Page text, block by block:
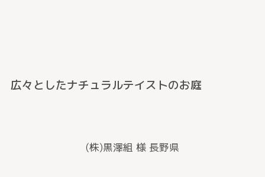
広々としたナチュラルテイストのお庭
(株)黒澤組 様 長野県